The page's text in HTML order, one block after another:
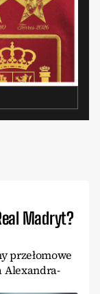
Madryt?
przełomowe
Alexandra-